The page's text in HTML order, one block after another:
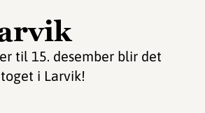
til 15. desember blir det
i Larvik!